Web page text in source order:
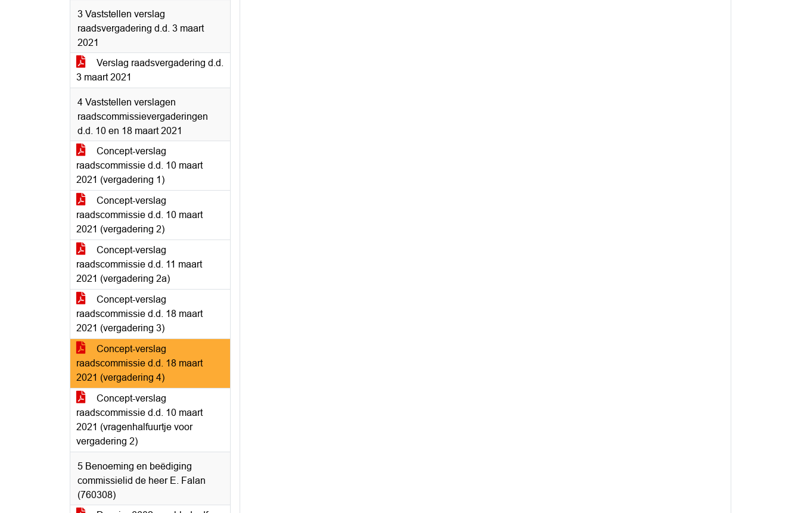
3 Vaststellen verslag
raadsvergadering d.d. 3 maart
2021
Verslag raadsvergadering d.d.
3 maart 2021
4 Vaststellen verslagen
raadscommissievergaderingen
d.d. 10 en 18 maart 2021
Concept-verslag
raadscommissie d.d. 10 maart
2021 (vergadering 1)
Concept-verslag
raadscommissie d.d. 10 maart
2021 (vergadering 2)
Concept-verslag
raadscommissie d.d. 11 maart
2021 (vergadering 2a)
Concept-verslag
raadscommissie d.d. 18 maart
2021 (vergadering 3)
Concept-verslag
raadscommissie d.d. 18 maart
2021 (vergadering 4)
Concept-verslag
raadscommissie d.d. 10 maart
2021 (vragenhalfuurtje voor
vergadering 2)
5 Benoeming en beëdiging
commissielid de heer E. Falan
(760308)